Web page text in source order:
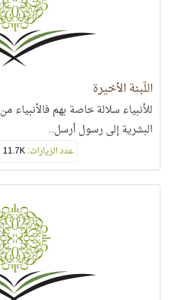
اللّبنة الأخيرة
للأنبياء سلالة خاصة بهم فالأنبياء
البشرية إلى رسول أرسل..
عدد الزيارات:11.7K